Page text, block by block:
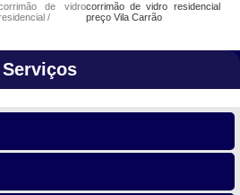
de vidrocorrimão de vidro residencial
preço Vila Carrão
Serviços